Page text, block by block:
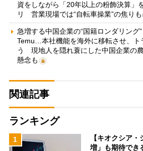
資をしながら「20年以上の粉飾決算」
リ 営業現場では“自転車操業”の焦り
急増する中国企業の“国籍ロンダリング
Temu…本社機能を海外に移転させ、ト
う 現地人を隠れ蓑にした中国企業の
懸念も
関連記事
ランキング
1
【キオクシア
増」も期待でき